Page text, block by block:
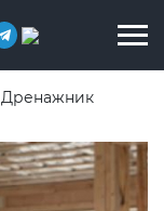
Дренажник